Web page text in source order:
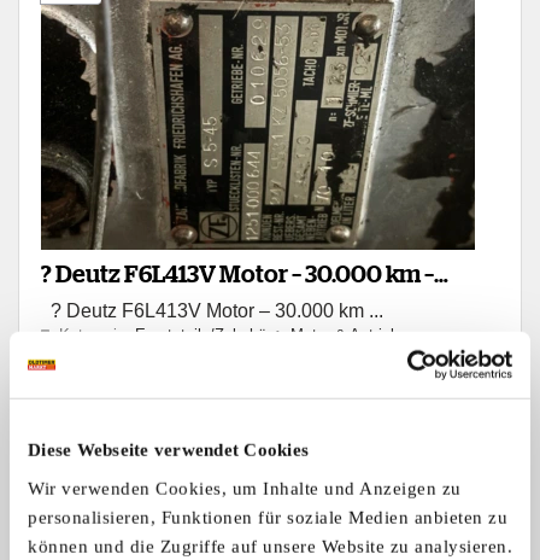
Diese Webseite verwendet Cookies
Wir verwenden Cookies, um Inhalte und Anzeigen zu
personalisieren, Funktionen für soziale Medien anbieten zu
können und die Zugriffe auf unsere Website zu analysieren.
? Deutz F6L413V Motor – 30.000 km –
Feuerwehr – mit Getriebe +
Verteilergetriebe
? Deutz F6L413V Motor – 30.000 km ...
Kategorie: Ersatzteile/Zubehör > Motor & Antrieb
4.200,- €
Anzeige merken
Angebot Privat